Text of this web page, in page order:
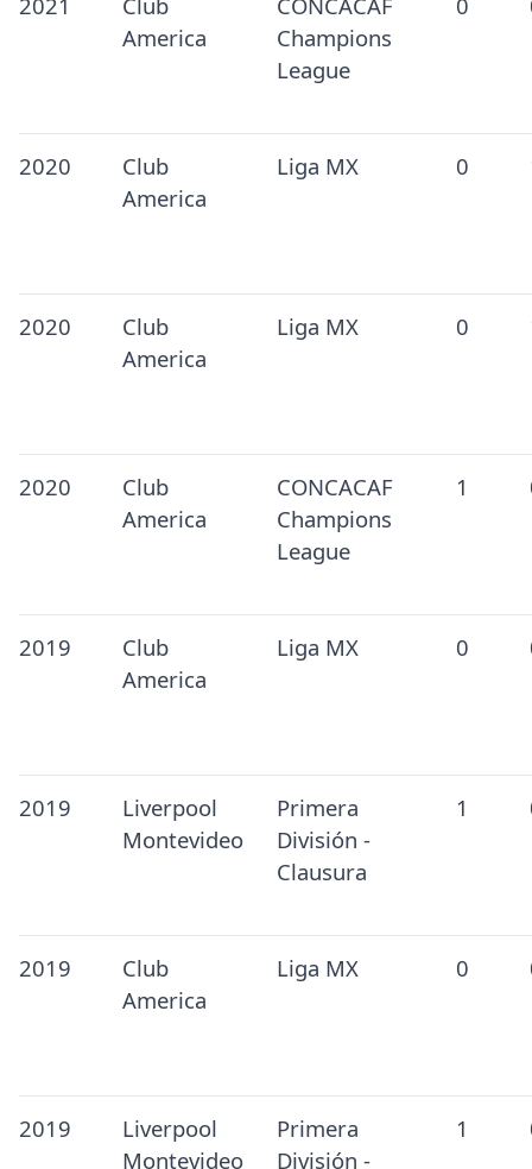
America
Champions
League
2020
Club
America
Liga MX 0
2020
Club
America
Liga MX 0
2020
Club
America
CONCACAF
Champions
League
1
2019
Club
America
Liga MX 0
2019
Liverpool
Montevideo
Primera
División -
Clausura
1
2019
Club
America
Liga MX 0
2019
Liverpool
Montevideo
Primera
División -
1